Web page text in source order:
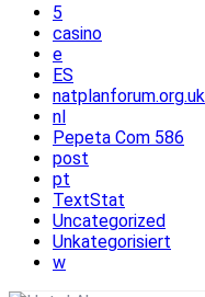
5
casino
e
ES
natplanforum.org.uk
nl
Pepeta Com 586
post
pt
TextStat
Uncategorized
Unkategorisiert
w